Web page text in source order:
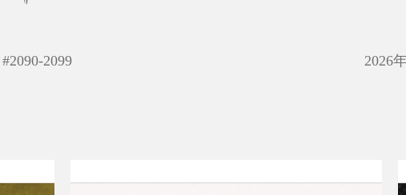
#2090-2099 2026